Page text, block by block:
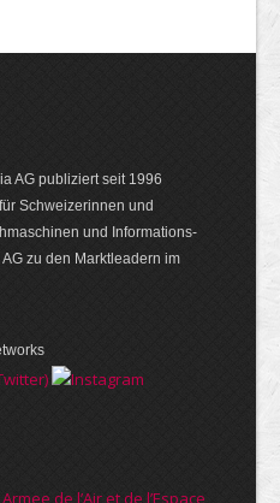
AG publiziert seit 1996
Schweizerinnen und
und Informations­
zu den Marktleadern im